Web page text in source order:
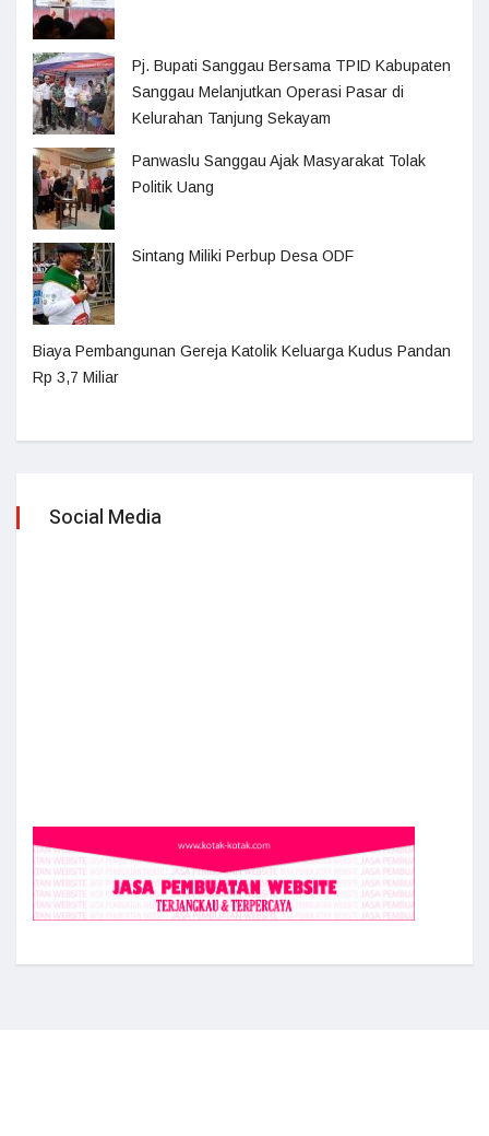
Pj. Bupati Sanggau Bersama TPID Kabupaten
Sanggau Melanjutkan Operasi Pasar di
Kelurahan Tanjung Sekayam
Panwaslu Sanggau Ajak Masyarakat Tolak
Politik Uang
Sintang Miliki Perbup Desa ODF
Biaya Pembangunan Gereja Katolik Keluarga Kudus Pandan
Rp 3,7 Miliar
Social Media